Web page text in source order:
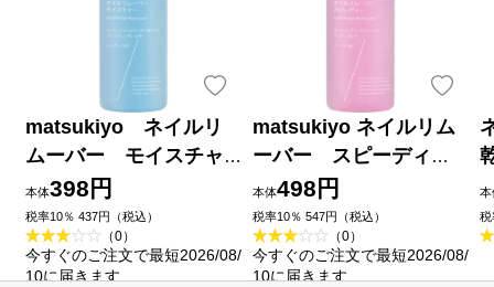
matsukiyo ネイルリ
ムーバー モイスチャ
ー ｎ ２２０ｍｌ
本体398円
税率10％ 437円（税込）
（0）
今すぐのご注文で最短2026/08/
10に届きます
matsukiyo ネイルリム
ーバー スピーディ
ー ｎ ２２０ｍｌ
本体498円
税率10％ 547円（税込）
（0）
今すぐのご注文で最短2026/08/
10に届きます
本
税